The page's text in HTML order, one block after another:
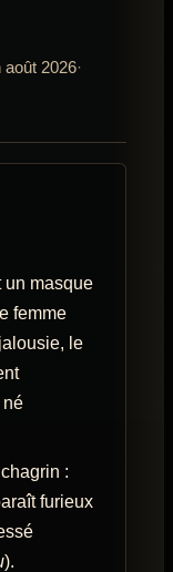
août 2026·
un masque
femme
le
né
:
furieux
).